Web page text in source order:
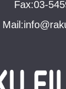
Fax:03-
Mail: